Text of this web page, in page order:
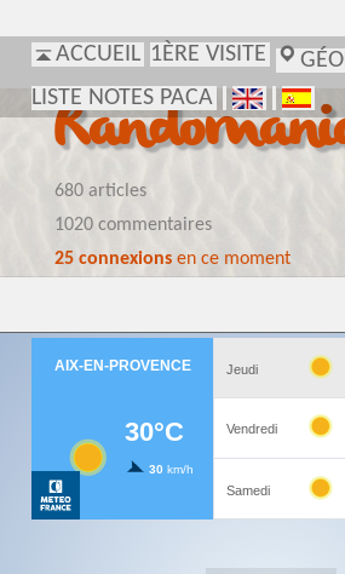
ACCUEIL 1ÈRE VISITE
LISTE NOTES PACA
680 articles
1020 commentaires
25 connexionsen ce moment